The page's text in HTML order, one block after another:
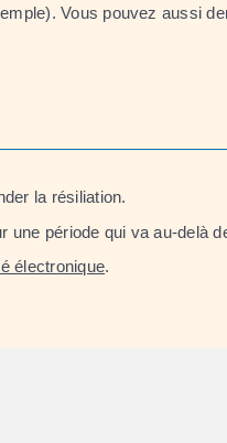
Vous pouvez aussi
la résiliation.
période qui va au-delà
électronique.